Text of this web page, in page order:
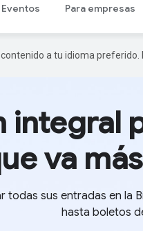
Eventos Para empresas
a tu idioma
va
todas sus entradas en
hasta boletos